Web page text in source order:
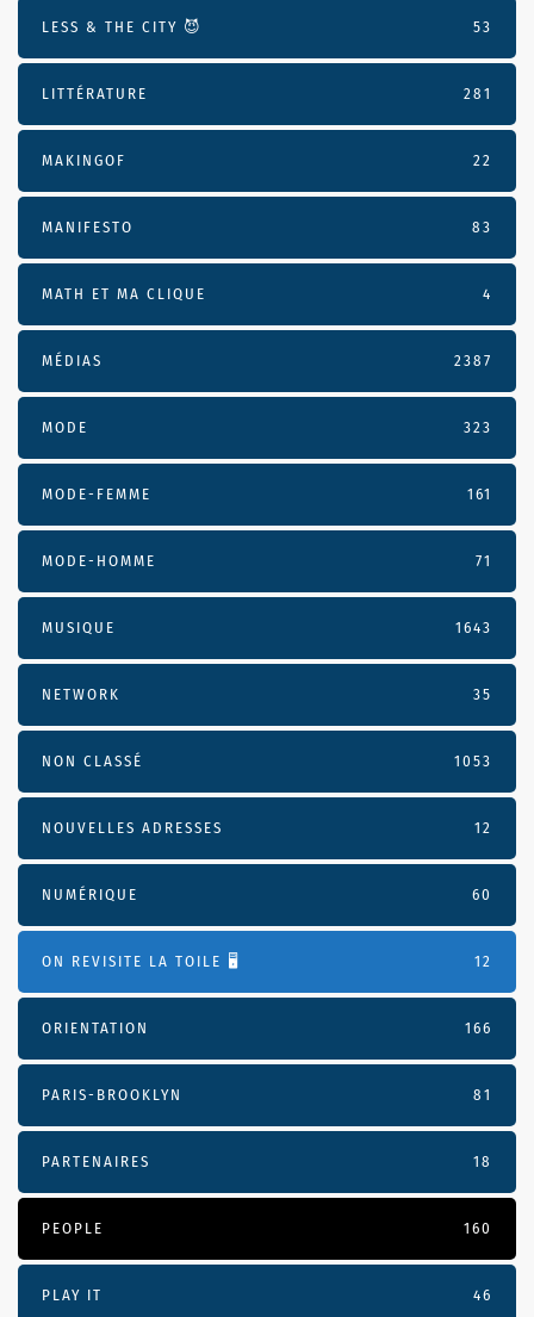
LESS & THE CITY 😈 53
LITTÉRATURE 281
MAKINGOF 22
MANIFESTO 83
MATH ET MA CLIQUE 4
MÉDIAS 2387
MODE 323
MODE-FEMME 161
MODE-HOMME 71
MUSIQUE 1643
NETWORK 35
NON CLASSÉ 1053
NOUVELLES ADRESSES 12
NUMÉRIQUE 60
ON REVISITE LA TOILE 🖥️ 12
ORIENTATION 166
PARIS-BROOKLYN 81
PARTENAIRES 18
PEOPLE 160
PLAY IT 46